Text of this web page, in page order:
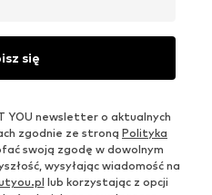
się
YOU newsletter o aktualnych
zgodnie ze stroną Polityka
swoją zgodę w dowolnym
wysyłając wiadomość na
lub korzystając z opcji